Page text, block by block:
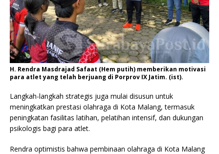
H. Rendra Masdrajad Safaat (Hem putih) memberikan motivasi
para atlet yang telah berjuang di Porprov IX Jatim. (ist).
Langkah-langkah strategis juga mulai disusun untuk
meningkatkan prestasi olahraga di Kota Malang, termasuk
peningkatan fasilitas latihan, pelatihan intensif, dan dukungan
psikologis bagi para atlet.
Rendra optimistis bahwa pembinaan olahraga di Kota Malang